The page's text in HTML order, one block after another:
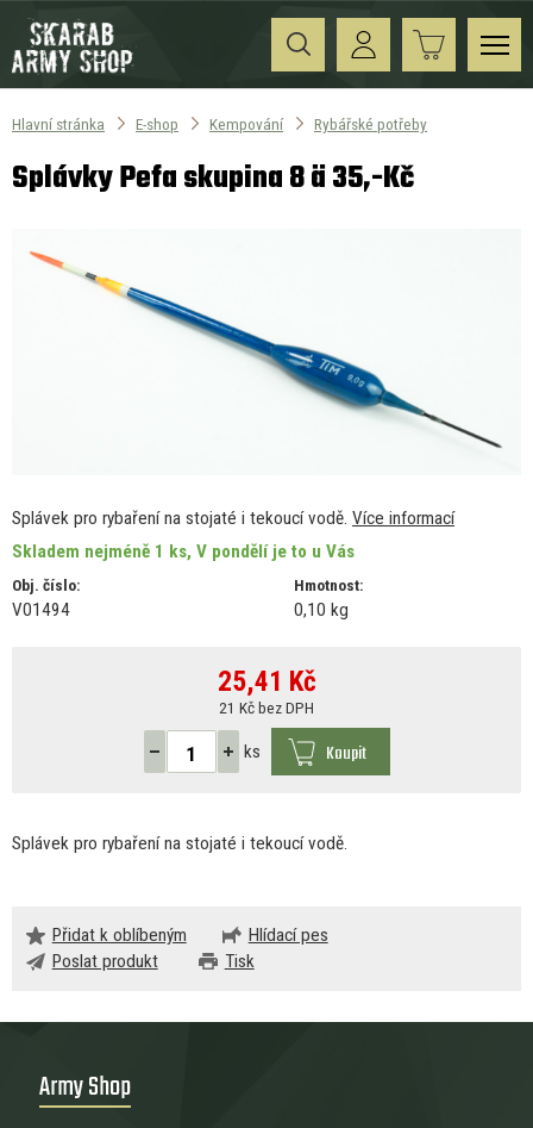
Hlavní stránka E-shop Kempování Rybářské potřeby
Splávky Pefa skupina 8 ä 35,-Kč
Splávek pro rybaření na stojaté i tekoucí vodě. Více informací
Skladem nejméně 1 ks, V pondělí je to u Vás
Obj. číslo:
V01494
Hmotnost:
0,10 kg
25,41 Kč
21 Kč bez DPH
ks Koupit
Splávek pro rybařenína stojaté i tekoucí vodě.
Přidat k oblíbeným
Hlídací pes
Poslat produkt
Tisk
Army Shop